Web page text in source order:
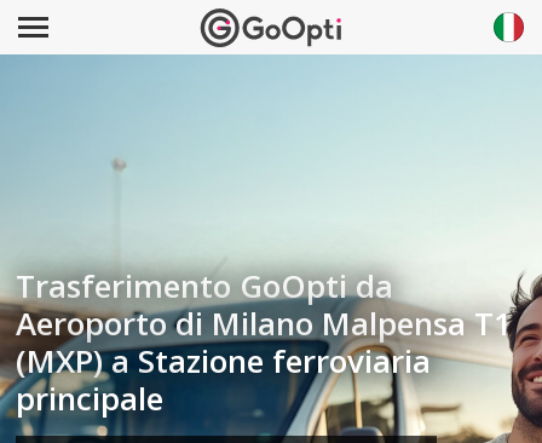
Trasferimento GoOpti da
Aeroporto di Milano Malpensa T1
(MXP) a Stazione ferroviaria
principale